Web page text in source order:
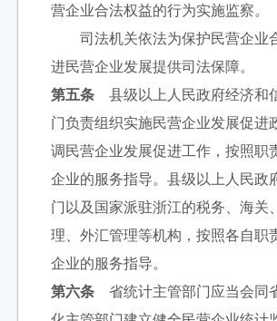
营企业合法权益的行为实施监察。
司法机关依法为保护民营企业
进民营企业发展提供司法保障。
第五条 县级以上人民政府经济和
门负责组织实施民营企业发展促进
调民营企业发展促进工作，按照职
企业的服务指导。县级以上人民政
门以及国家派驻浙江的税务、海关
理、外汇管理等机构，按照各自职
企业的服务指导。
第六条 省统计主管部门应当会同